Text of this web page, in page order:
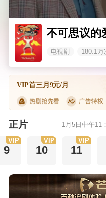
电视剧 180.1万
VIP首三月9元/月
正片
9
VIP
10
VIP
11
VIP